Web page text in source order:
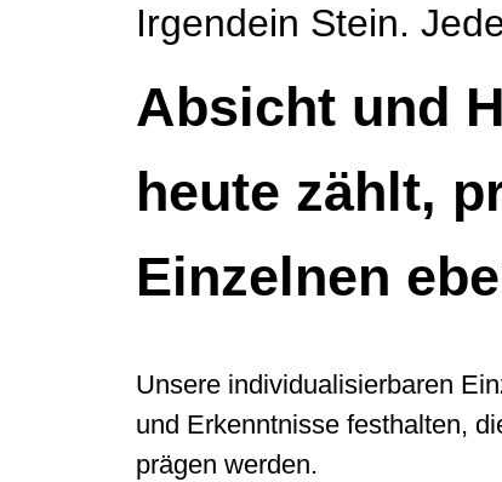
Irgendein Stein.
Absicht und
heute zählt,
Einzelnen
Unsere individualisierbaren
und Erkenntnisse festhalten,
prägen werden.